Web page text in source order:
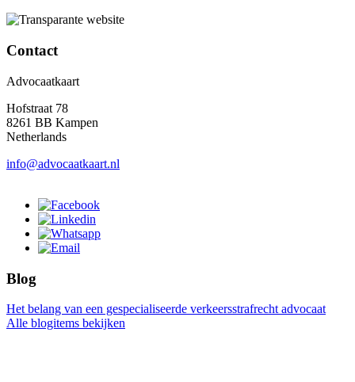
Contact
Advocaatkaart
Hofstraat 78
8261 BB Kampen
Netherlands
info@advocaatkaart.nl
Blog
Het belang van een gespecialiseerde verkeersstrafrecht advocaat
Alle blogitems bekijken